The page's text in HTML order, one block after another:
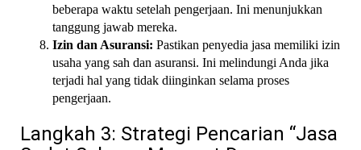
beberapa waktu setelah pengerjaan. Ini menunjukkan
tanggung jawab mereka.
Izin dan Asuransi: Pastikan penyedia jasa memiliki izin
usaha yang sah dan asuransi. Ini melindungi Anda jika
terjadi hal yang tidak diinginkan selama proses
pengerjaan.
Langkah 3: Strategi Pencarian “Jasa